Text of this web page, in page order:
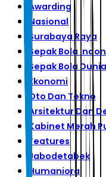
Awarding
Nasional
Surabaya Raya
Sepak Bola
Sepak Bola Dunia
Ekonomi
Oto Dan Tekno
Arsitektur Dan
Kabinet Merah
Features
Jabodetabek
Humaniora